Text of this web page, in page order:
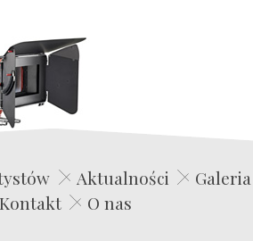
Edwin Film Agencja Aktorska
Aktualności
Galeria
Kontakt
O nas